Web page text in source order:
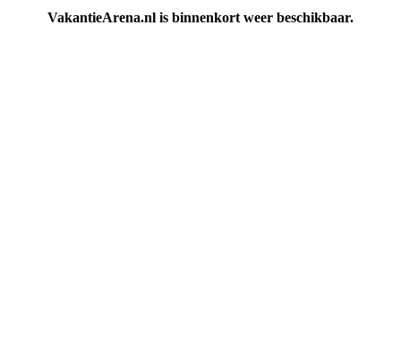
VakantieArena.nl is binnenkort weer beschikbaar.